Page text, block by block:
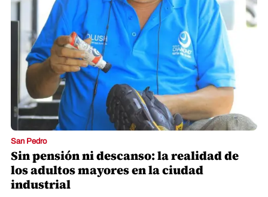
San Pedro
Sin pensión ni descanso: la realidad de
los adultos mayores en la ciudad
industrial